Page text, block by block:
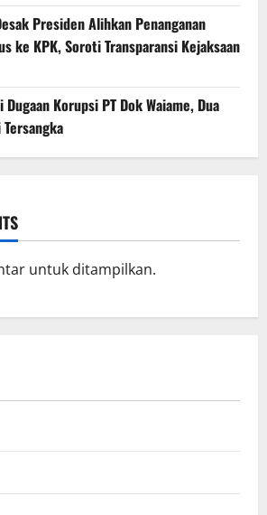
Presiden Alihkan Penanganan
ke KPK, Soroti Transparansi Kejaksaan
Korupsi PT Dok Waiame, Dua
untuk ditampilkan.